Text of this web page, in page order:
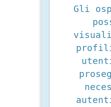
Gli